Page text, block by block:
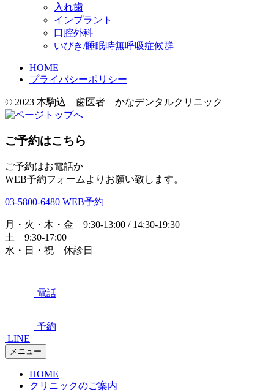
入れ歯
インプラント
口腔外科
いびき/睡眠時無呼吸症候群
HOME
プライバシーポリシー
© 2023 本駒込 歯医者 かなデンタルクリニック
ご予約はこちら
ご予約はお電話か
WEB予約フォームよりお願い致します。
03-5800-6480 WEB予約
月・火・木・金 9:30-13:00 / 14:30-19:30
土 9:30-17:00
水・日・祝 休診日
電話
予約
LINE
メニュー
HOME
クリニックのご案内